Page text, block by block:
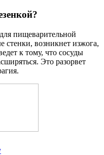
пищеварительной
возникнет изжога,
к тому, что сосуды
Это разорвет